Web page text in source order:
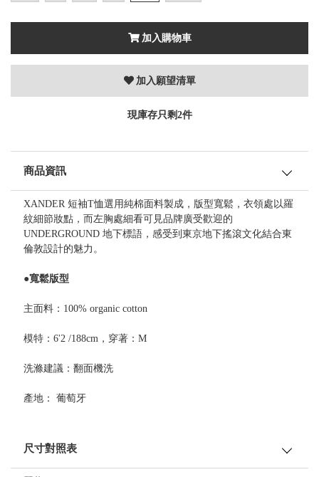
加入購物車
加入願望清單
現庫存只剩2件
商品資訊
XANDER 短袖T恤選用純棉面料製成，版型寬鬆，衣領處以羅
紋細節妝點，而左胸處細看可見品牌廣受歡迎的
UNDERGROUND 地下標語，感受到東京地下搖滾文化結合東
倫敦設計的魅力。
●寬鬆版型
主面料：100% organic cotton
模特：6'2 /188cm，穿著：M
洗滌建議：翻面機洗
產地： 葡萄牙
尺寸對照表